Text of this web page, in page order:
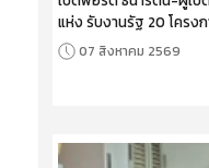
แห่ง รับงานรัฐ 20 โครงก
07 สิงหาคม 2569